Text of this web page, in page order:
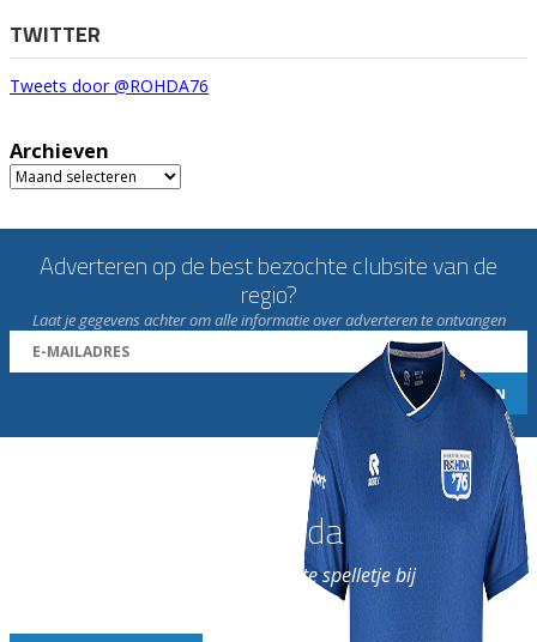
TWITTER
Tweets door @ROHDA76
Archieven
Archieven
Adverteren op de best bezochte clubsite van de
regio?
Laat je gegevens achter om alle informatie over adverteren te ontvangen
Word nu lid van Rohda
en geniet iedere week van het leukste spelletje bij